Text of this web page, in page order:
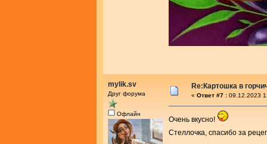
mylik.sv
Друг форума
Офлайн
Re:Картошка в
« Ответ #7 : 09.12.2023
Очень вкусно!
Стеллочка, спасибо за